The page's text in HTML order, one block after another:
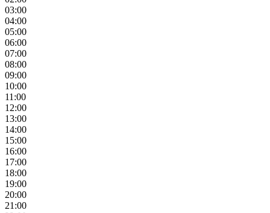
03:00
04:00
05:00
06:00
07:00
08:00
09:00
10:00
11:00
12:00
13:00
14:00
15:00
16:00
17:00
18:00
19:00
20:00
21:00